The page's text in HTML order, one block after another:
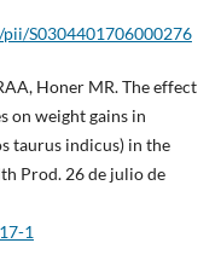
S0304401706000276
Honer MR. The effect
on weight gains in
taurus indicus) in the
Prod. 26 de julio de
1